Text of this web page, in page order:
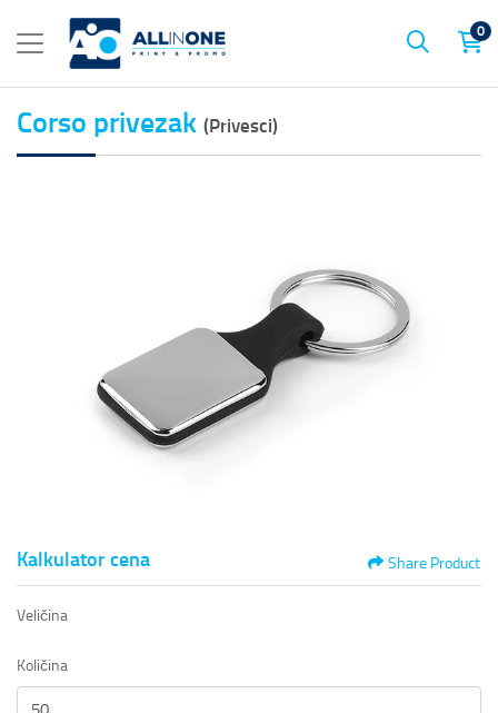
0
Corso privezak (Privesci)
Kalkulator cena Share Product
Veličina
Količina